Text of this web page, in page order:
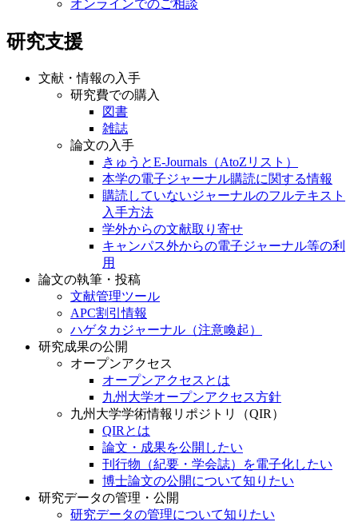
オンラインでのご相談
研究支援
文献・情報の入手
研究費での購入
図書
雑誌
論文の入手
きゅうとE-Journals（AtoZリスト）
本学の電子ジャーナル購読に関する情報
購読していないジャーナルのフルテキスト
入手方法
学外からの文献取り寄せ
キャンパス外からの電子ジャーナル等の利
用
論文の執筆・投稿
文献管理ツール
APC割引情報
ハゲタカジャーナル（注意喚起）
研究成果の公開
オープンアクセス
オープンアクセスとは
九州大学オープンアクセス方針
九州大学学術情報リポジトリ（QIR）
QIRとは
論文・成果を公開したい
刊行物（紀要・学会誌）を電子化したい
博士論文の公開について知りたい
研究データの管理・公開
研究データの管理について知りたい